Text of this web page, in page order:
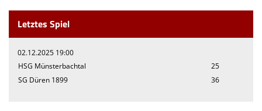
Letztes Spiel
02.12.2025 19:00
HSG Münsterbachtal
25
SG Düren 1899
36